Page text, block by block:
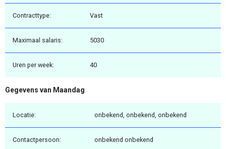
Contracttype: Vast
Maximaal salaris: 5030
Uren per week: 40
Gegevens van Maandag
Locatie: onbekend, onbekend, onbekend
Contactpersoon: onbekend onbekend